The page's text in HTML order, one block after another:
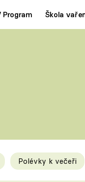
Program Škola
Polévky k večeři